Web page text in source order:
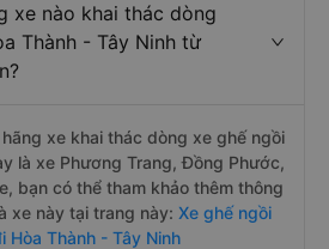
xe nào khai thác dòng
Thành - Tây Ninh từ
xe khai thác dòng xe ghế ngồi
là xe Phương Trang, Đồng Phước,
bạn có thể tham khảo thêm thông
xe này tại trang này: Xe ghế ngồi
Hòa Thành - Tây Ninh